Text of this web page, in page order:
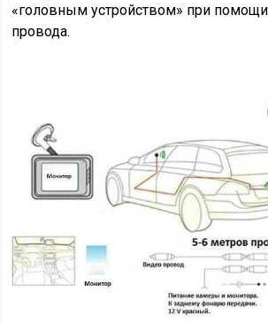
«головным устройством» при
провода.